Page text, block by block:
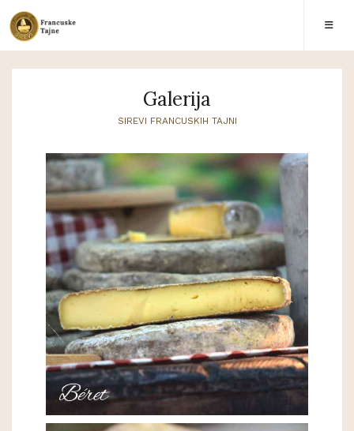
Galerija
SIREVI FRANCUSKIH TAJNI